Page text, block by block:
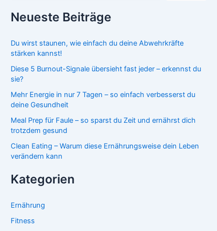
Neueste Beiträge
Du wirst staunen, wie einfach du deine Abwehrkräfte
stärken kannst!
Diese 5 Burnout-Signale übersieht fast jeder – erkennst du
sie?
Mehr Energie in nur 7 Tagen – so einfach verbesserst du
deine Gesundheit
Meal Prep für Faule – so sparst du Zeit und ernährst dich
trotzdem gesund
Clean Eating – Warum diese Ernährungsweise dein Leben
verändern kann
Kategorien
Ernährung
Fitness